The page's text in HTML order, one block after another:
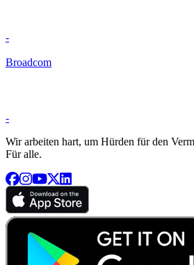
-
Broadcom
-
Wir arbeiten hart, um Hürden für den
Für alle.